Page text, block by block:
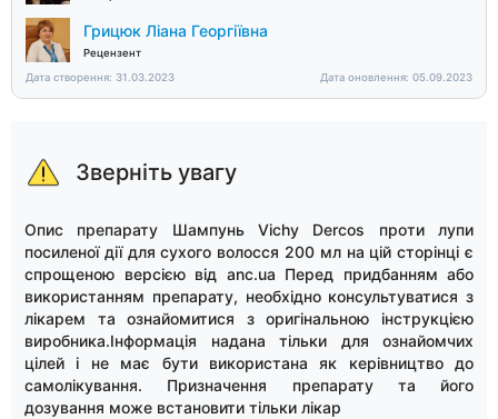
Грицюк Ліана Георгіївна
Рецензент
Дата створення: 31.03.2023
Дата оновлення: 05.09.2023
Зверніть увагу
Опис препарату Шампунь Vichy Dercos проти лупи
посиленої дії для сухого волосся 200 мл на цій сторінці є
спрощеною версією від anc.ua Перед придбанням або
використанням препарату, необхідно консультуватися з
лікарем та ознайомитися з оригінальною інструкцією
виробника.Інформація надана тільки для ознайомчих
цілей і не має бути використана як керівництво до
самолікування. Призначення препарату та його
дозування може встановити тільки лікар